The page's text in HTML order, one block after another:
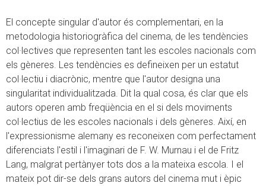
El concepte singular d'autor és complementari, en la
metodologia historiogràfica del cinema, de les tendències
col·lectives que representen tant les escoles nacionals com
els gèneres. Les tendències es defineixen per un estatut
col·lectiu i diacrònic, mentre que l'autor designa una
singularitat individualitzada. Dit la qual cosa, és clar que els
autors operen amb freqüència en el si dels moviments
col·lectius de les escoles nacionals i dels gèneres. Així, en
l'expressionisme alemany es reconeixen com perfectament
diferenciats l'estil i l'imaginari de F. W. Murnau i el de Fritz
Lang, malgrat pertànyer tots dos a la mateixa escola. I el
mateix pot dir-se dels grans autors del cinema mut i èpic